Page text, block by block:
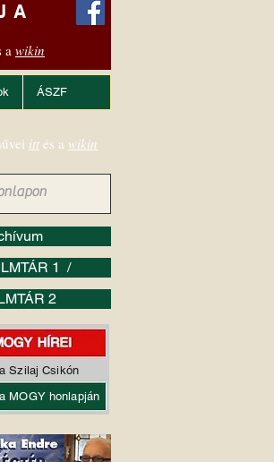
awikin
ÁSZF
1 /
2
itt és a wikin
a Szilaj Csikón
a MOGY honlapján